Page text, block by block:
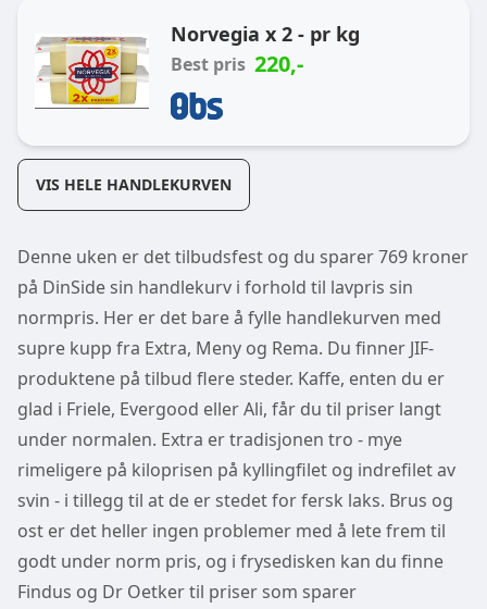
Norvegia x 2 - pr kg
Best pris 220,-
VIS HELE HANDLEKURVEN
Denne uken er det tilbudsfest og du sparer 769 kroner
på DinSide sin handlekurv i forhold til lavpris sin
normpris. Her er det bare å fylle handlekurven med
supre kupp fra Extra, Meny og Rema. Du finner JIF-
produktene på tilbud flere steder. Kaffe, enten du er
glad i Friele, Evergood eller Ali, får du til priser langt
under normalen. Extra er tradisjonen tro - mye
rimeligere på kiloprisen på kyllingfilet og indrefilet av
svin - i tillegg til at de er stedet for fersk laks. Brus og
ost er det heller ingen problemer med å lete frem til
godt under norm pris, og i frysedisken kan du finne
Findus og Dr Oetker til priser som sparer